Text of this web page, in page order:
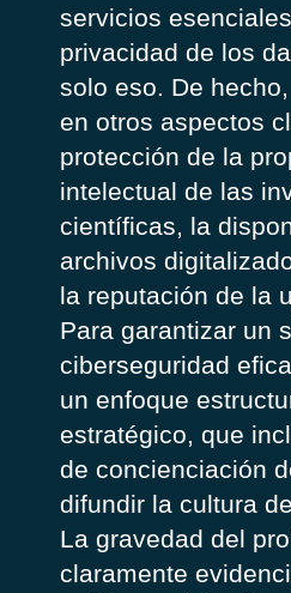
servicios
privacidad de los
solo eso. De hecho,
en otros aspectos
protección de la
intelectual de las
científicas, la
archivos digital
la reputación de la
Para garantizar un
ciberseguridad
un enfoque
estratégico, que
de concienciación
difundir la cultura
La gravedad del
claramente